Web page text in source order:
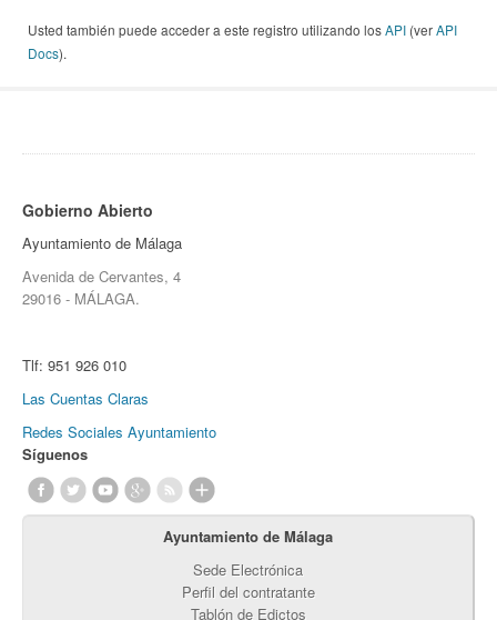
Usted también puede acceder a este registro utilizando losAPI (verAPI
Docs).
Gobierno Abierto
Ayuntamiento de Málaga
Avenida de Cervantes, 4
29016 - MÁLAGA.
Tlf: 951 926 010
Las Cuentas Claras
Redes Sociales Ayuntamiento
Síguenos
Ayuntamiento de Málaga
Sede Electrónica
Perfil del contratante
Tablón de Edictos